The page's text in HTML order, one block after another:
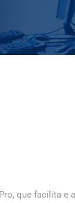
que facilita e